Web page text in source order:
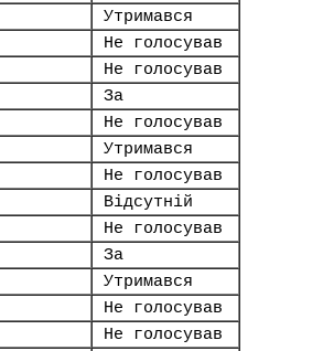
Утримався
Не голосував
Не голосував
За
Не голосував
Утримався
Не голосував
Відсутній
Не голосував
За
Утримався
Не голосував
Не голосував